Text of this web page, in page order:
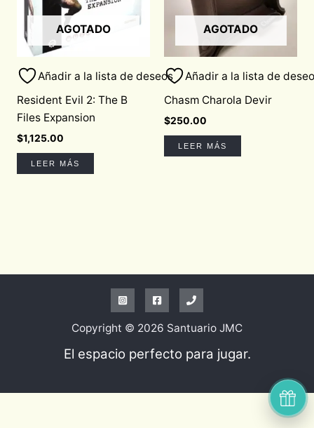
AGOTADO
Añadir a la lista de deseos
Resident Evil 2: The B
Files Expansion
$1,125.00
LEER MÁS
AGOTADO
Añadir a la lista de
Chasm Charola Devir
$250.00
LEER MÁS
Copyright © 2026 Santuario JMC
El espacio perfecto para jugar.